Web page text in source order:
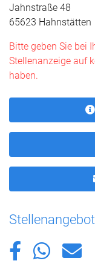
Jahnstraße 48
65623 Hahnstätten
Bitte geben Sie bei
Stellenanzeige auf
haben.